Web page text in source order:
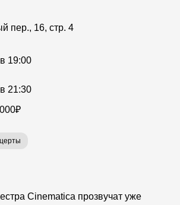
пер., 16, стр. 4
19:00
21:30
Cinematica прозвучат уже